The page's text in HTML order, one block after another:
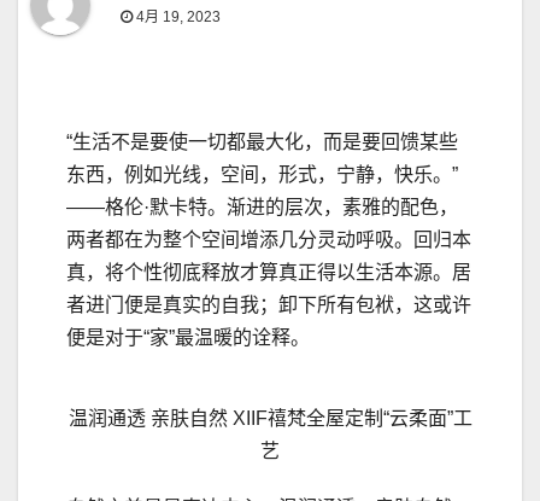
4月 19, 2023
“生活不是要使一切都最大化，而是要回馈某些
东西，例如光线，空间，形式，宁静，快乐。”
——格伦·默卡特。渐进的层次，素雅的配色，
两者都在为整个空间增添几分灵动呼吸。回归本
真，将个性彻底释放才算真正得以生活本源。居
者进门便是真实的自我；卸下所有包袱，这或许
便是对于“家”最温暖的诠释。
温润通透 亲肤自然 XIIF禧梵全屋定制“云柔面”工
艺